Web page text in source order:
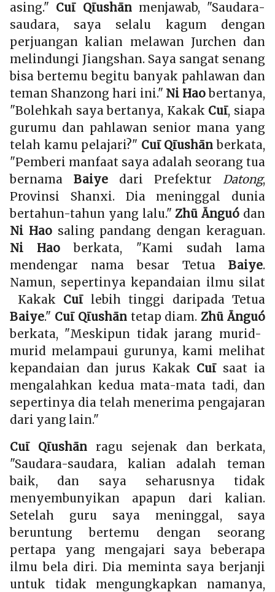
asing." Cuī Qīushānmenjawab, "Saudara-
saudara, saya selalu kagum dengan
perjuangan kalian melawan Jurchen dan
melindungi Jiangshan. Saya sangat senang
bisa bertemu begitu banyak pahlawan dan
teman Shanzong hari ini." Ni Haobertanya,
"Bolehkah saya bertanya, Kakak Cuī, siapa
gurumu dan pahlawan senior mana yang
telah kamu pelajari?" Cuī Qīushān berkata,
"Pemberi manfaat saya adalah seorang tua
bernama Baiye dari Prefektur Datong,
Provinsi Shanxi. Dia meninggal dunia
bertahun-tahun yang lalu."Zhū Ānguó dan
Ni Haosaling pandang dengan keraguan.
Ni Hao berkata, "Kami sudah lama
mendengar nama besar Tetua Baiye.
Namun, sepertinya kepandaian ilmu silat
Kakak Cuīlebih tinggi daripada Tetua
Baiye." Cuī Qīushāntetap diam.Zhū Ānguó
berkata, "Meskipun tidak jarang murid-
murid melampaui gurunya, kami melihat
kepandaian dan jurus Kakak Cuīsaat ia
mengalahkan kedua mata-mata tadi, dan
sepertinya dia telah menerima pengajaran
dari yang lain."
Cuī Qīushān ragu sejenak dan berkata,
"Saudara-saudara, kalian adalah teman
baik, dan saya seharusnya tidak
menyembunyikan apapun dari kalian.
Setelah guru saya meninggal, saya
beruntung bertemu dengan seorang
pertapa yang mengajari saya beberapa
ilmu bela diri. Dia meminta saya berjanji
untuk tidak mengungkapkan namanya,